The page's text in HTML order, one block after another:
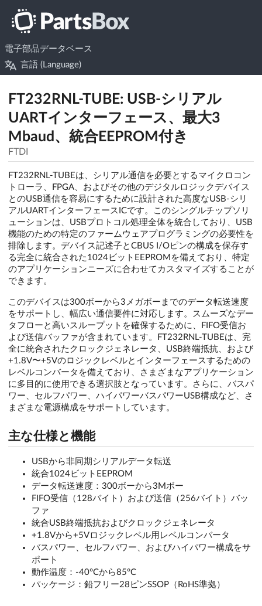
電子部品データベース
言語 (Language)
FT232RNL-TUBE: USB-シリアル
UARTインターフェース、最大3
Mbaud、統合EEPROM付き
FTDI
FT232RNL-TUBEは、シリアル通信を必要とするマイクロコン
トローラ、FPGA、およびその他のデジタルロジックデバイス
とのUSB通信を容易にするために設計された高度なUSB-シリ
アルUARTインターフェースICです。このシングルチップソリ
ューションは、USBプロトコル処理全体を統合しており、USB
機能のための特定のファームウェアプログラミングの必要性を
排除します。デバイス記述子とCBUS I/Oピンの構成を保存す
る完全に統合された1024ビットEEPROMを備えており、特定
のアプリケーションニーズに合わせてカスタマイズすることが
できます。
このデバイスは300ボーから3メガボーまでのデータ転送速度
をサポートし、幅広い通信要件に対応します。スムーズなデー
タフローと高いスループットを確保するために、FIFO受信お
よび送信バッファが含まれています。FT232RNL-TUBEは、完
全に統合されたクロックジェネレータ、USB終端抵抗、および
+1.8V〜+5Vのロジックレベルとインターフェースするための
レベルコンバータを備えており、さまざまなアプリケーション
に多目的に使用できる選択肢となっています。さらに、バスパ
ワー、セルフパワー、ハイパワーバスパワーUSB構成など、さ
まざまな電源構成をサポートしています。
主な仕様と機能
USBから非同期シリアルデータ転送
統合1024ビットEEPROM
データ転送速度：300ボーから3Mボー
FIFO受信（128バイト）および送信（256バイト）バッ
ファ
統合USB終端抵抗およびクロックジェネレータ
+1.8Vから+5Vロジックレベル用レベルコンバータ
バスパワー、セルフパワー、およびハイパワー構成をサ
ポート
動作温度：-40°Cから85°C
パッケージ：鉛フリー28ピンSSOP（RoHS準拠）